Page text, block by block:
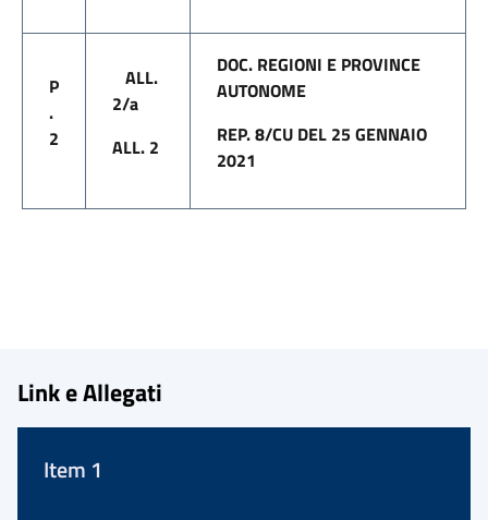
P
.
2
ALL.
2/a
ALL. 2
DOC. REGIONI E PROVINCE
AUTONOME
REP. 8/CU DEL 25 GENNAIO
2021
Link e Allegati
Item 1